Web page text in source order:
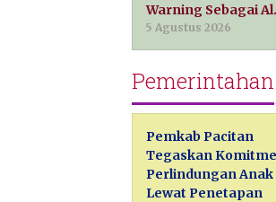
Warning Sebagai
5 Agustus 2026
Pemerintahan
Pemkab Pacitan
Tegaskan
Perlindungan Anak
Lewat Penetapan